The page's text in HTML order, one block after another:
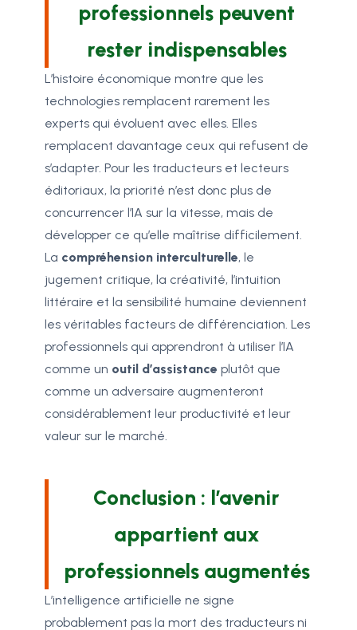
professionnels peuvent
rester indispensables
L’histoire économique montre que les
technologies remplacent rarement les
experts qui évoluent avec elles. Elles
remplacent davantage ceux qui refusent de
s’adapter. Pour les traducteurs et lecteurs
éditoriaux, la priorité n’est donc plus de
concurrencer l’IA sur la vitesse, mais de
développer ce qu’elle maîtrise difficilement.
La compréhension interculturelle, le
jugement critique, la créativité, l’intuition
littéraire et la sensibilité humaine deviennent
les véritables facteurs de différenciation. Les
professionnels qui apprendront à utiliser l’IA
comme un outil d’assistance plutôt que
comme un adversaire augmenteront
considérablement leur productivité et leur
valeur sur le marché.
Conclusion : l’avenir
appartient aux
professionnels augmentés
L’intelligence artificielle ne signe
probablement pas la mort des traducteurs ni